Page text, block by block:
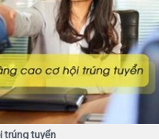
trúng tuyển